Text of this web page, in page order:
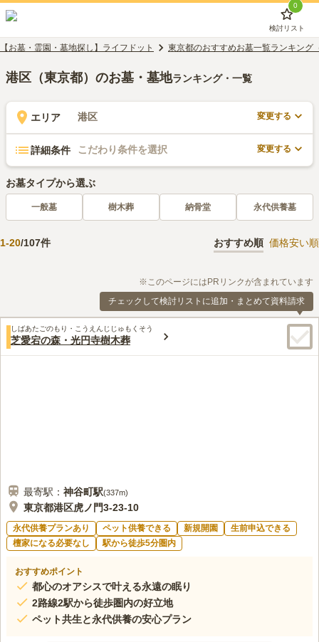
0
検討リスト
【お墓・霊園・墓地探し】ライフドット 東京都のおすすめお墓一覧ランキング
港区（東京都）のお墓・墓地ランキング・一覧
エリア 港区 変更する
詳細条件 こだわり条件を選択 変更する
お墓タイプから選ぶ
一般墓 樹木葬 納骨堂 永代供養墓
1-20/107件 おすすめ順 価格安い順
※このページにはPRリンクが含まれています
チェックして検討リストに追加・まとめて資料請求
しばあたごのもり・こうえんじじゅもくそう
芝愛宕の森・光円寺樹木葬
最寄駅： 神谷町駅(337m)
東京都港区虎ノ門3-23-10
永代供養プランあり ペット供養できる 新規開園
生前申込できる
檀家になる必要なし
駅から徒歩5分圏内
おすすめポイント
都心のオアシスで叶える永遠の眠り
2路線2駅から徒歩圏内の好立地
ペット共生と永代供養の安心プラン